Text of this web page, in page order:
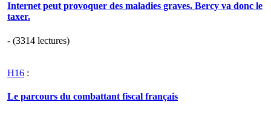
Internet peut provoquer des maladies graves. Bercy va donc le
taxer.
- (3314 lectures)
H16 :
Le parcours du combattant fiscal français